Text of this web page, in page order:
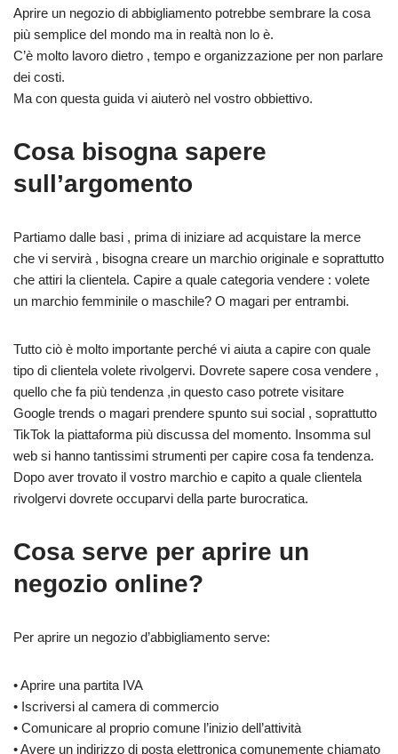
Aprire un negozio di abbigliamento potrebbe sembrare la cosa
più semplice del mondo ma in realtà non lo è.
C’è molto lavoro dietro , tempo e organizzazione per non parlare
dei costi.
Ma con questa guida vi aiuterò nel vostro obbiettivo.
Cosa bisogna sapere
sull’argomento
Partiamo dalle basi , prima di iniziare ad acquistare la merce
che vi servirà , bisogna creare un marchio originale e soprattutto
che attiri la clientela. Capire a quale categoria vendere : volete
un marchio femminile o maschile? O magari per entrambi.
Tutto ciò è molto importante perché vi aiuta a capire con quale
tipo di clientela volete rivolgervi. Dovrete sapere cosa vendere ,
quello che fa più tendenza ,in questo caso potrete visitare
Google trends o magari prendere spunto sui social , soprattutto
TikTok la piattaforma più discussa del momento. Insomma sul
web si hanno tantissimi strumenti per capire cosa fa tendenza.
Dopo aver trovato il vostro marchio e capito a quale clientela
rivolgervi dovrete occuparvi della parte burocratica.
Cosa serve per aprire un
negozio online?
Per aprire un negozio d’abbigliamento serve:
• Aprire una partita IVA
• Iscriversi al camera di commercio
• Comunicare al proprio comune l’inizio dell’attività
• Avere un indirizzo di posta elettronica comunemente chiamato